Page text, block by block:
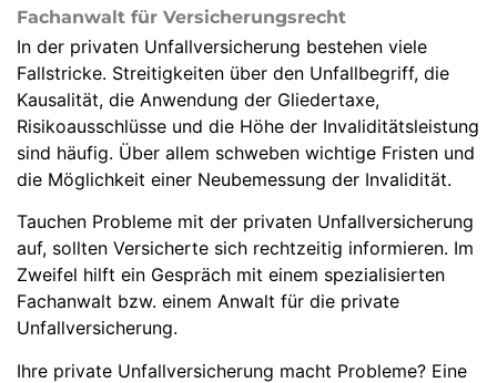
Fachanwalt für Versicherungsrecht
In der privaten Unfallversicherung bestehen viele
Fallstricke. Streitigkeiten über den Unfallbegriff, die
Kausalität, die Anwendung der Gliedertaxe,
Risikoausschlüsse und die Höhe der Invaliditätsleistung
sind häufig. Über allem schweben wichtige Fristen und
die Möglichkeit einer Neubemessung der Invalidität.
Tauchen Probleme mit der privaten Unfallversicherung
auf, sollten Versicherte sich rechtzeitig informieren. Im
Zweifel hilft ein Gespräch mit einem spezialisierten
Fachanwalt bzw. einem Anwalt für die private
Unfallversicherung.
Ihre private Unfallversicherung macht Probleme? Eine